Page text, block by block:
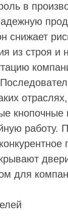
в
снижает
из строя и
работу.
для